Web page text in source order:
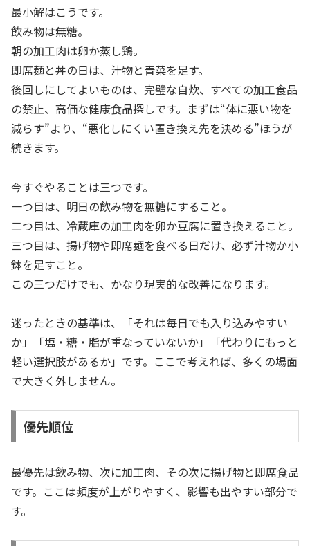
最小解はこうです。
飲み物は無糖。
朝の加工肉は卵か蒸し鶏。
即席麺と丼の日は、汁物と青菜を足す。
後回しにしてよいものは、完璧な自炊、すべての加工食品
の禁止、高価な健康食品探しです。まずは“体に悪い物を
減らす”より、“悪化しにくい置き換え先を決める”ほうが
続きます。
今すぐやることは三つです。
一つ目は、明日の飲み物を無糖にすること。
二つ目は、冷蔵庫の加工肉を卵か豆腐に置き換えること。
三つ目は、揚げ物や即席麺を食べる日だけ、必ず汁物か小
鉢を足すこと。
この三つだけでも、かなり現実的な改善になります。
迷ったときの基準は、「それは毎日でも入り込みやすい
か」「塩・糖・脂が重なっていないか」「代わりにもっと
軽い選択肢があるか」です。ここで考えれば、多くの場面
で大きく外しません。
優先順位
最優先は飲み物、次に加工肉、その次に揚げ物と即席食品
です。ここは頻度が上がりやすく、影響も出やすい部分で
す。